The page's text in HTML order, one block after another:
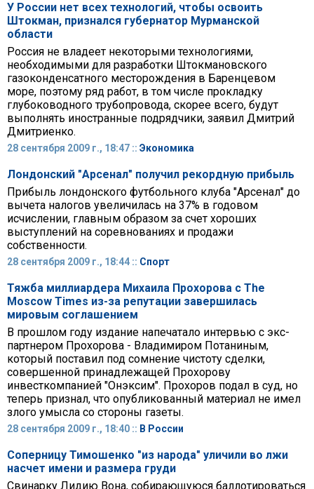
У России нет всех технологий, чтобы освоить
Штокман, признался губернатор Мурманской
области
Россия не владеет некоторыми технологиями,
необходимыми для разработки Штокмановского
газоконденсатного месторождения в Баренцевом
море, поэтому ряд работ, в том числе прокладку
глубоководного трубопровода, скорее всего, будут
выполнять иностранные подрядчики, заявил Дмитрий
Дмитриенко.
28 сентября 2009 г., 18:47 :: Экономика
Лондонский "Арсенал" получил рекордную прибыль
Прибыль лондонского футбольного клуба "Арсенал" до
вычета налогов увеличилась на 37% в годовом
исчислении, главным образом за счет хороших
выступлений на соревнованиях и продажи
собственности.
28 сентября 2009 г., 18:44 :: Спорт
Тяжба миллиардера Михаила Прохорова с The
Moscow Times из-за репутации завершилась
мировым соглашением
В прошлом году издание напечатало интервью с экс-
партнером Прохорова - Владимиром Потаниным,
который поставил под сомнение чистоту сделки,
совершенной принадлежащей Прохорову
инвесткомпанией "Онэксим". Прохоров подал в суд, но
теперь признал, что опубликованный материал не имел
злого умысла со стороны газеты.
28 сентября 2009 г., 18:40 :: В России
Соперницу Тимошенко "из народа" уличили во лжи
насчет имени и размера груди
Свинарку Лидию Вона, собирающуюся баллотироваться